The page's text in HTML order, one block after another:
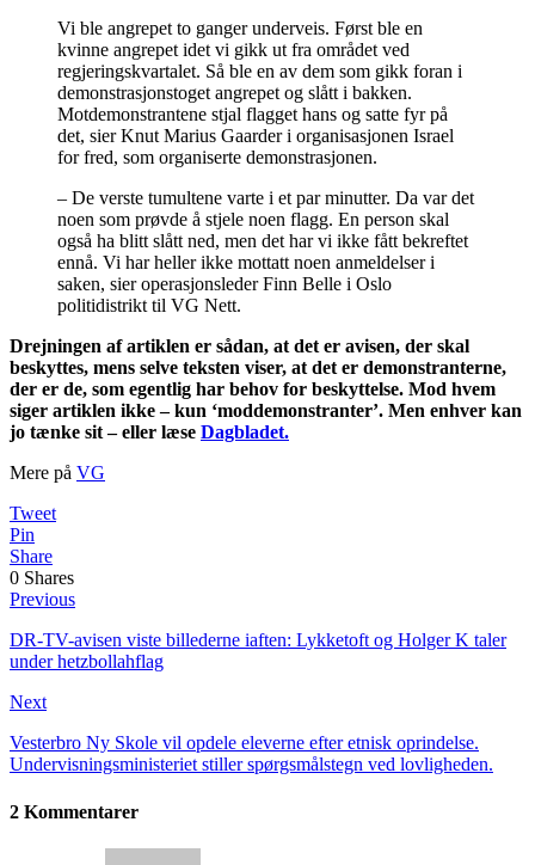
Vi ble angrepet to ganger underveis. Først ble en
kvinne angrepet idet vi gikk ut fra området ved
regjeringskvartalet. Så ble en av dem som gikk foran i
demonstrasjonstoget angrepet og slått i bakken.
Motdemonstrantene stjal flagget hans og satte fyr på
det, sier Knut Marius Gaarder i organisasjonen Israel
for fred, som organiserte demonstrasjonen.
– De verste tumultene varte i et par minutter. Da var det
noen som prøvde å stjele noen flagg. En person skal
også ha blitt slått ned, men det har vi ikke fått bekreftet
ennå. Vi har heller ikke mottatt noen anmeldelser i
saken, sier operasjonsleder Finn Belle i Oslo
politidistrikt til VG Nett.
Drejningen af artiklen er sådan, at det er avisen, der skal
beskyttes, mens selve teksten viser, at det er demonstranterne,
der er de, som egentlig har behov for beskyttelse. Mod hvem
siger artiklen ikke – kun ‘moddemonstranter’. Men enhver kan
jo tænke sit – eller læse Dagbladet.
Mere på VG
Tweet
Pin
Share
0 Shares
Previous
DR-TV-avisen viste billederne iaften: Lykketoft og Holger K taler
under hetzbollahflag
Next
Vesterbro Ny Skole vil opdele eleverne efter etnisk oprindelse.
Undervisningsministeriet stiller spørgsmålstegn ved lovligheden.
2 Kommentarer